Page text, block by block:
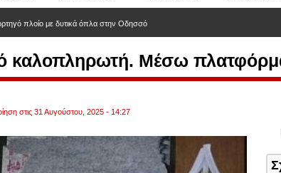
πλοίο με δυτικά όπλα στην Οδησσό
καλοπληρωτή. Μέσω
στις 31 Αυγούστου, 2025 - 14:27